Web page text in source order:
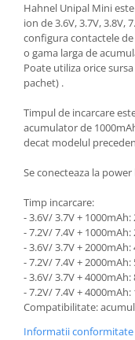
Hahnel Unipal Mini
ion de 3.6V, 3.7V,
configura contactele
o gama larga de
Poate utiliza orice
pachet) .
Timpul de incarcare
acumulator de
decat modelul
Se conecteaza la
Timp incarcare:
- 3.6V/ 3.7V + 1000mAh:
- 7.2V/ 7.4V + 1000mAh:
- 3.6V/ 3.7V + 2000mAh:
- 7.2V/ 7.4V + 2000mAh:
- 3.6V/ 3.7V + 4000mAh:
- 7.2V/ 7.4V + 4000mAh:
Compatibilitate:
Informatii